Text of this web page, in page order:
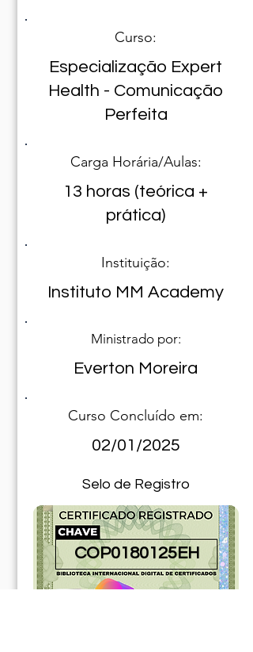
Curso:
Especialização Expert
Health - Comunicação
Perfeita
Carga Horária/Aulas:
13 horas (teórica +
prática)
Instituição:
Instituto MM Academy
Ministrado por:
Everton Moreira
Curso Concluído em:
02/01/2025
Selo de Registro
COP0180125EH